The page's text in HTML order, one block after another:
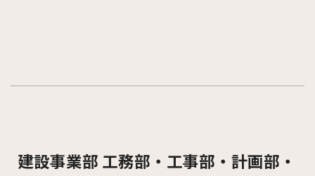
建設事業部 工務部・工事部・計画部・